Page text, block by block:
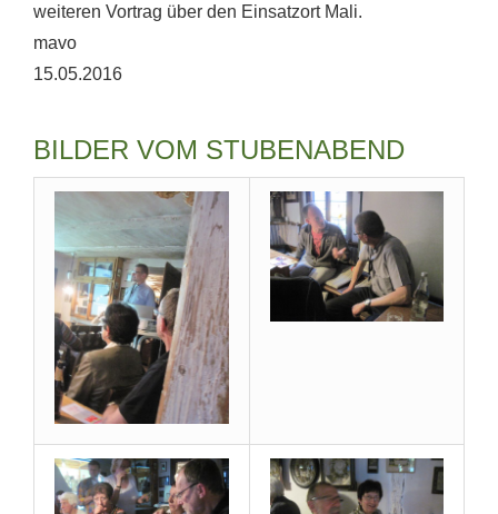
weiteren Vortrag über den Einsatzort Mali.
mavo
15.05.2016
BILDER VOM STUBENABEND